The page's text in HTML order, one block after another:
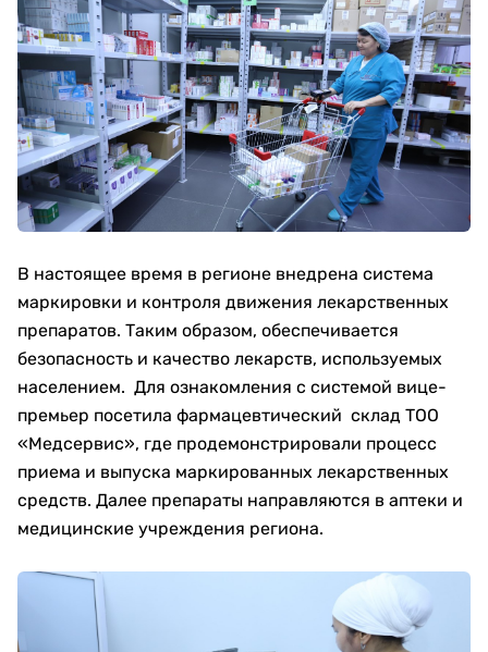
В настоящее время в регионе внедрена система
маркировки и контроля движения лекарственных
препаратов. Таким образом, обеспечивается
безопасность и качество лекарств, используемых
населением. Для ознакомления с системой вице-
премьер посетила фармацевтический склад ТОО
«Медсервис», где продемонстрировали процесс
приема и выпуска маркированных лекарственных
средств. Далее препараты направляются в аптеки и
медицинские учреждения региона.